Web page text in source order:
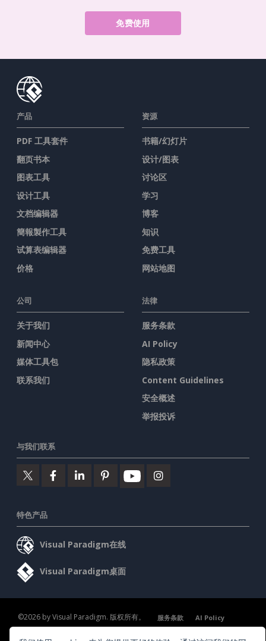
免费使用
产品
PDF 工具套件
翻页书本
图表工具
设计工具
文档编辑器
簡報製作工具
试算表编辑器
价格
资源
书籍/幻灯片
设计/图表
讨论区
学习
博客
知识
免费工具
网站地图
公司
关于我们
新闻中心
媒体工具包
联系我们
法律
服务条款
AI Policy
隐私政策
Content Guidelines
安全概述
举报投诉
与我们联系
特色产品
Visual Paradigm在线
Visual Paradigm桌面
©2026 by Visual Paradigm. 版权所有。 服务条款
AI Policy